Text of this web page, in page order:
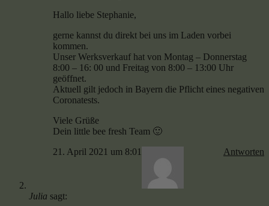
Hallo liebe Stephanie,
gerne kannst du direkt bei uns im Laden vorbei
kommen.
Unser Werksverkauf hat von Montag – Donnerstag
8:00 – 16: 00 und Freitag von 8:00 – 13:00 Uhr
geöffnet.
Aktuell gilt jedoch in Bayern die Pflicht eines negativen
Coronatests.
Viele Grüße
Dein little bee fresh Team 🙂
21. April 2021 um 8:01
Antworten
Julia sagt: